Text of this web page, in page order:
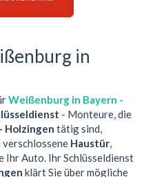
in
Weißenburg in Bayern -
- Monteure, die
Holzingen tätig sind,
Haustür,
Ihr Auto. Ihr Schlüsseldienst
klärt Sie über mögliche